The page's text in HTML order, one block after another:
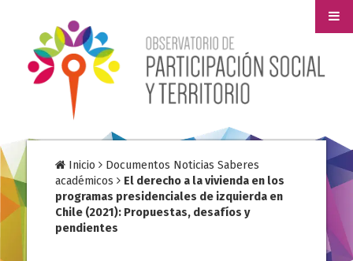
Inicio
Documentos Noticias Saberes
académicos El derecho a la vivienda en los
programas presidenciales de izquierda en
Chile (2021): Propuestas, desafíos y
pendientes